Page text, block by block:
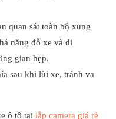
quan sát toàn bộ xung
năng đỗ xe và di
gian hẹp.
sau khi lùi xe, tránh va
ô tô tại lắp camera giá rẻ